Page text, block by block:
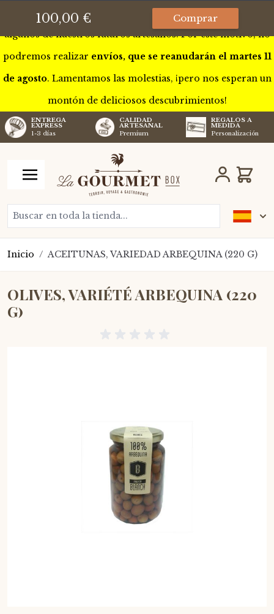
Esta semana estaremos de gira por Francia para conocer a
algunos de nuestros futuros artesanos. Por este motivo, no
podremos realizar envíos, que se reanudarán el martes 11
de agosto. Lamentamos las molestias, ¡pero nos esperan un
montón de deliciosos descubrimientos!
ENTREGA
EXPRESS
1-3 días
CALIDAD
ARTESANAL
Premium
REGALOS A
MEDIDA
Personalización
Buscar en toda la tienda...
Carro
Inicio / ACEITUNAS, VARIEDAD ARBEQUINA (220 G)
OLIVES, VARIÉTÉ ARBEQUINA (220
G)
100,00 € Comprar